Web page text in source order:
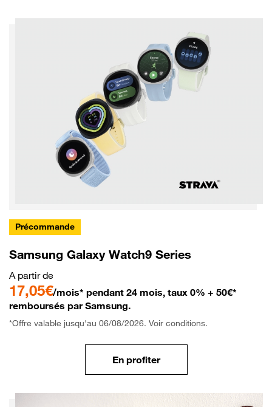
Précommande
Samsung Galaxy Watch9 Series
A partir de
17,05€/mois* pendant 24 mois, taux 0% + 50€*
remboursés par Samsung.
*Offre valable jusqu'au 06/08/2026. Voir conditions.
En profiter